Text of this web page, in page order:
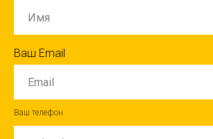
Ваш Email
Ваш телефон